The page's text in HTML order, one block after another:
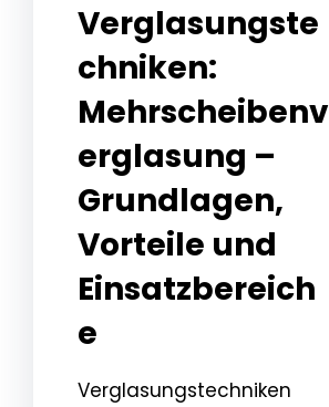
Verglasungste
chniken:
Mehrscheibenv
erglasung –
Grundlagen,
Vorteile und
Einsatzbereich
e
Verglasungstechniken